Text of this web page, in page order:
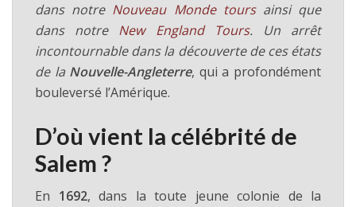
dans notre Nouveau Monde tours ainsi que
dans notre New England Tours. Un arrêt
incontournable dans la découverte de ces états
de la Nouvelle-Angleterre, qui a profondément
bouleversé l’Amérique.
D’où vient la célébrité de
Salem ?
En 1692, dans la toute jeune colonie de la